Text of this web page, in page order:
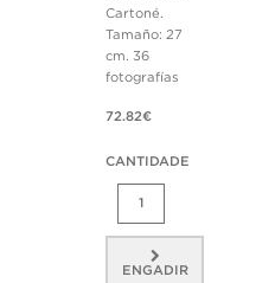
Cartoné.
Tamaño: 27
cm. 36
fotografías
72.82€
CANTIDADE
ENGADIR